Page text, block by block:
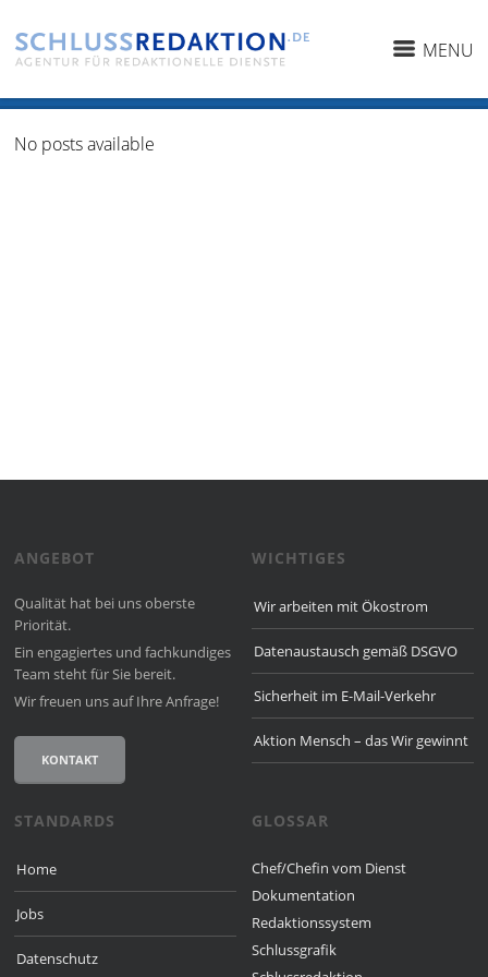
MENU
No posts available
ANGEBOT
Qualität hat bei uns oberste
Priorität.
Ein engagiertes und fach­kun­diges
Team steht für Sie bereit.
Wir freuen uns auf Ihre Anfrage!
KONTAKT
WICHTIGES
Wir arbeiten mit Ökostrom
Datenaustausch gemäß DSGVO
Sicherheit im E-Mail-Verkehr
Aktion Mensch – das Wir gewinnt
STANDARDS
Home
Jobs
Datenschutz
GLOSSAR
Chef/Chefin vom Dienst
Dokumentation
Redaktionssystem
Schlussgrafik